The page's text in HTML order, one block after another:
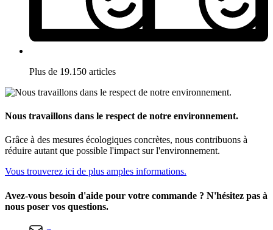
Plus de 19.150 articles
Nous travaillons dans le respect de notre environnement.
Grâce à des mesures écologiques concrètes, nous contribuons à
réduire autant que possible l'impact sur l'environnement.
Vous trouverez ici de plus amples informations.
Avez-vous besoin d'aide pour votre commande ? N'hésitez pas à
nous poser vos questions.